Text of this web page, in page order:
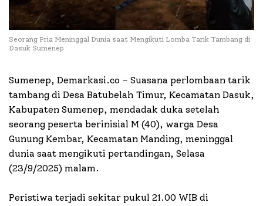
Seorang Pria Meninggal Dunia saat Mengikuti Lomba Tarik Tambang di
Dasuk Sumenep
Sumenep, Demarkasi.co – Suasana perlombaan tarik
tambang di Desa Batubelah Timur, Kecamatan Dasuk,
Kabupaten Sumenep, mendadak duka setelah
seorang peserta berinisial M (40), warga Desa
Gunung Kembar, Kecamatan Manding, meninggal
dunia saat mengikuti pertandingan, Selasa
(23/9/2025) malam.
Peristiwa terjadi sekitar pukul 21.00 WIB di